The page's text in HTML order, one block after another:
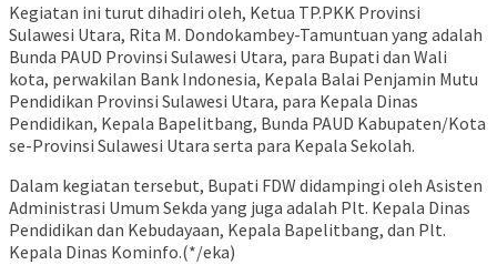
Kegiatan ini turut dihadiri oleh, Ketua TP.PKK Provinsi
Sulawesi Utara, Rita M. Dondokambey-Tamuntuan yang adalah
Bunda PAUD Provinsi Sulawesi Utara, para Bupati dan Wali
kota, perwakilan Bank Indonesia, Kepala Balai Penjamin Mutu
Pendidikan Provinsi Sulawesi Utara, para Kepala Dinas
Pendidikan, Kepala Bapelitbang, Bunda PAUD Kabupaten/Kota
se-Provinsi Sulawesi Utara serta para Kepala Sekolah.
Dalam kegiatan tersebut, Bupati FDW didampingi oleh Asisten
Administrasi Umum Sekda yang juga adalah Plt. Kepala Dinas
Pendidikan dan Kebudayaan, Kepala Bapelitbang, dan Plt.
Kepala Dinas Kominfo.(*/eka)